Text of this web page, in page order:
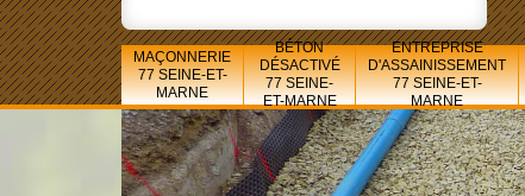
MAÇONNERIE
77 SEINE-ET-
MARNE
BÉTON
DÉSACTIVÉ
77 SEINE-
ET-MARNE
ENTREPRISE
D'ASSAINISSEMENT
77 SEINE-ET-
MARNE